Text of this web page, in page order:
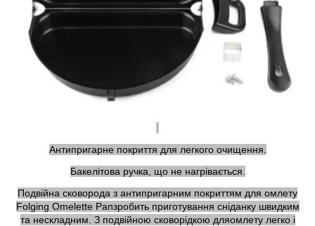
Антипригарне покриття для легкого очищення.
Бакелітова ручка, що не нагрівається.
Подвійна сковорода з антипригарним покриттям для омлету
Folging Omelette Panзробить приготування сніданку швидким
та нескладним. З подвійною сковорідкою дляомлету легко і